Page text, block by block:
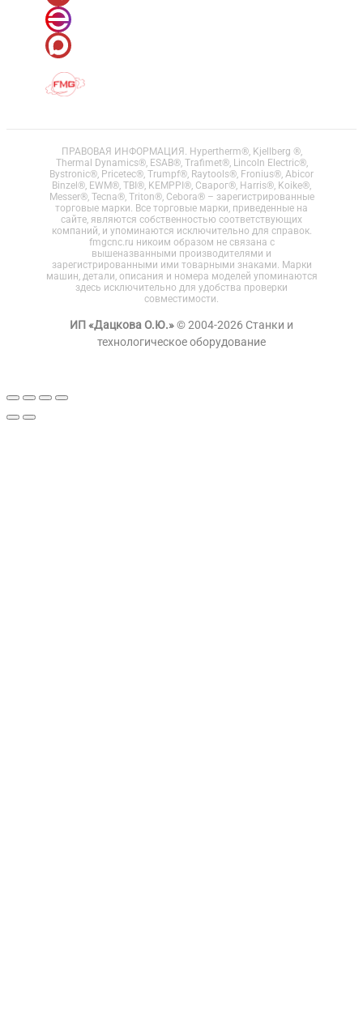
ПРАВОВАЯ ИНФОРМАЦИЯ. Hypertherm®, Kjellberg ®,
Thermal Dynamics®, ESAB®, Trafimet®, Lincoln Electric®,
Bystronic®, Pricetec®, Trumpf®, Raytools®, Fronius®, Abicor
Binzel®, EWM®, TBI®, KEMPPI®, Сварог®, Harris®, Koike®,
Messer®, Tecna®, Triton®, Cebora® – зарегистрированные
торговые марки. Все торговые марки, приведенные на
сайте, являются собственностью соответствующих
компаний, и упоминаются исключительно для справок.
fmgcnc.ru никоим образом не связана с
вышеназванными производителями и
зарегистрированными ими товарными знаками. Марки
машин, детали, описания и номера моделей упоминаются
здесь исключительно для удобства проверки
совместимости.
ИП «Дацкова О.Ю.»© 2004-2026 Станки и
технологическое оборудование